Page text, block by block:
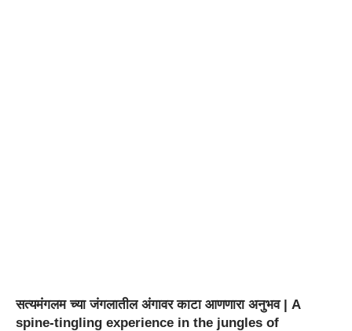
सत्यमंगलम च्या जंगलातील अंगावर काटा आणणारा अनुभव | A
spine-tingling experience in the jungles of